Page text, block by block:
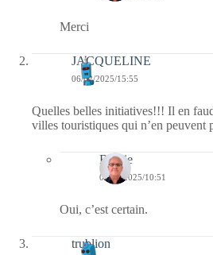
Merci
JACQUELINE
06/02/2025/15:55
Quelles belles initiatives!!! Il en
villes touristiques qui n’en peuvent
Bernie
09/02/2025/10:51
Oui, c’est certain.
trublion